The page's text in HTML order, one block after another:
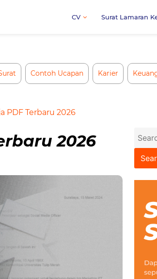
CV Surat Lamaran
Contoh Ucapan Karier
PDF Terbaru 2026
2026